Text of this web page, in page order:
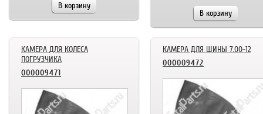
В корзину
В корзину
КАМЕРА ДЛЯ КОЛЕСА
ПОГРУЗЧИКА
000009471
КАМЕРА ДЛЯ ШИНЫ 7.00-12
000009472